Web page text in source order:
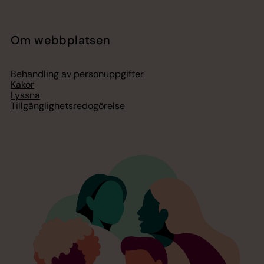
Om webbplatsen
Behandling av personuppgifter
Kakor
Lyssna
Tillgänglighetsredogörelse